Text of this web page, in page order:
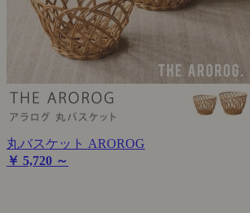
丸バスケット AROROG
￥ 5,720 ～